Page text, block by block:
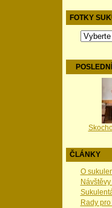
FOTKY
ČLÁNKY
O
Rady